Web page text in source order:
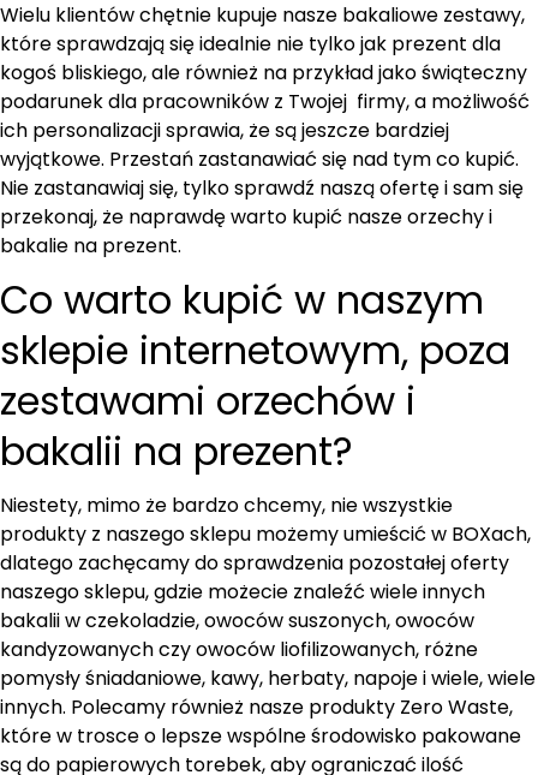
Wielu klientów chętnie kupuje nasze bakaliowe zestawy,
które sprawdzają się idealnie nie tylko jak prezent dla
kogoś bliskiego, ale również na przykład jako świąteczny
podarunek dla pracowników z Twojej firmy, a możliwość
ich personalizacji sprawia, że są jeszcze bardziej
wyjątkowe. Przestań zastanawiać się nad tym co kupić.
Nie zastanawiaj się, tylko sprawdź naszą ofertę i sam się
przekonaj, że naprawdę warto kupić nasze orzechy i
bakalie na prezent.
Co warto kupić w naszym
sklepie internetowym, poza
zestawami orzechów i
bakalii na prezent?
Niestety, mimo że bardzo chcemy, nie wszystkie
produkty z naszego sklepu możemy umieścić w BOXach,
dlatego zachęcamy do sprawdzenia pozostałej oferty
naszego sklepu, gdzie możecie znaleźć wiele innych
bakalii w czekoladzie, owoców suszonych, owoców
kandyzowanych czy owoców liofilizowanych, różne
pomysły śniadaniowe, kawy, herbaty, napoje i wiele, wiele
innych. Polecamy również nasze produkty Zero Waste,
które w trosce o lepsze wspólne środowisko pakowane
są do papierowych torebek, aby ograniczać ilość